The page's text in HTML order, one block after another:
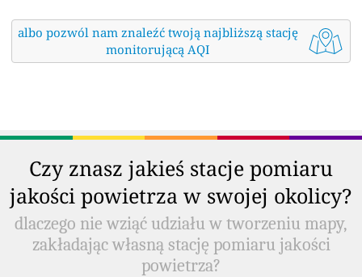
albo pozwól nam znaleźć twoją najbliższą stację
monitorującą AQI
Czy znasz jakieś stacje pomiaru
jakości powietrza w swojej okolicy?
dlaczego nie wziąć udziału w tworzeniu mapy,
zakładając własną stację pomiaru jakości
powietrza?